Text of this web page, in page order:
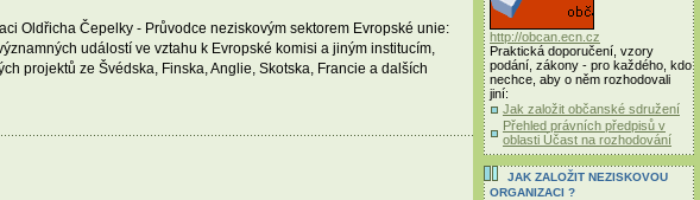
Oldřicha Čepelky - Průvodce neziskovým sektorem Evropské unie:
událostí ve vztahu k Evropské komisi a jiným institucím,
projektů ze Švédska, Finska, Anglie, Skotska, Francie a dalších
http://obcan.ecn.cz
Praktická doporučení, vzory
podání, zákony - pro každého, kdo
nechce, aby o něm rozhodovali
jiní:
Jak založit občanské sdružení
Přehled právních předpisů v
oblasti Účast na rozhodování
JAK ZALOŽIT NEZISKOVOU
ORGANIZACI ?